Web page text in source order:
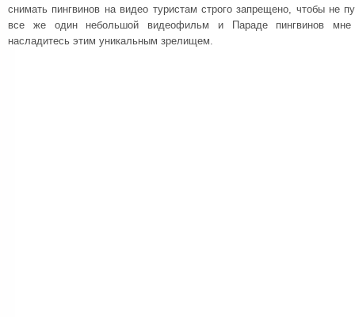
снимать пингвинов на видео туристам строго запрещено, чтобы не
все же один небольшой видеофильм и Параде пингвинов
насладитесь этим уникальным зрелищем.